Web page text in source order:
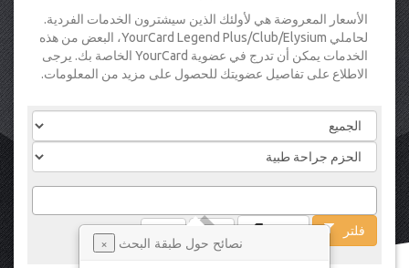
الأسعار المعروضة هي لأولئك الذين سيشترون الخدمات الفردية.
لحاملي YourCard Legend Plus/Club/Elysium، البعض من هذه
الخدمات يمكن أن تدرج في عضوية YourCard الخاصة بك. يرجى
الاطلاع على تفاصيل عضويتك للحصول على مزيد من المعلومات.
نصائح حول طبقة البحث
×
فلتر